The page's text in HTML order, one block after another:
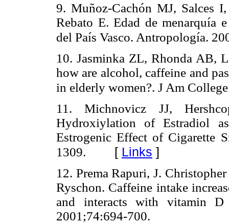
9. Muñoz-Cachón MJ, Salces
Rebato E. Edad de menarquía
del País Vasco. Antropología.
10. Jasminka ZL, Rhonda AB,
how are alcohol, caffeine and
in elderly women?. J Am
11. Michnovicz JJ,
Hydroxiylation of Estradiol
Estrogenic Effect of Cigarette
1309. [ Links ]
12. Prema Rapuri, J.
Ryschon. Caffeine intake
and interacts with vitamin
2001;74:694-700.